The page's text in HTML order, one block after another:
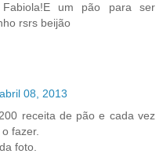
Fabiola!E um pão para ser
rsrs beijão
08, 2013
receita de pão e cada vez
fazer.
foto.